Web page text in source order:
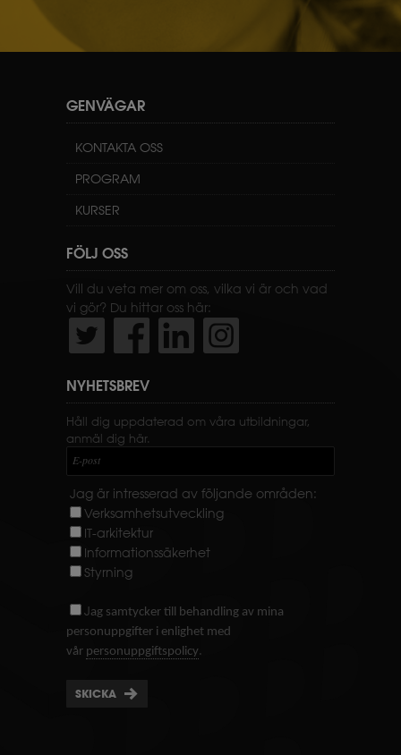
GENVÄGAR
KONTAKTA OSS
PROGRAM
KURSER
FÖLJ OSS
Vill du veta mer om oss, vilka vi är och vad
vi gör? Du hittar oss här:
NYHETSBREV
Håll dig uppdaterad om våra utbildningar,
anmäl dig här.
E-post
Jag är intresserad av följande områden:
Verksamhetsutveckling
IT-arkitektur
Informationssäkerhet
Styrning
Jag samtycker till behandling av mina
personuppgifter i enlighet med
vår personuppgiftspolicy.
SKICKA